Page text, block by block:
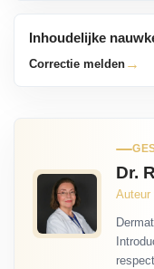
Inhoudelijke
Correctie melden →
Dr.
Auteur